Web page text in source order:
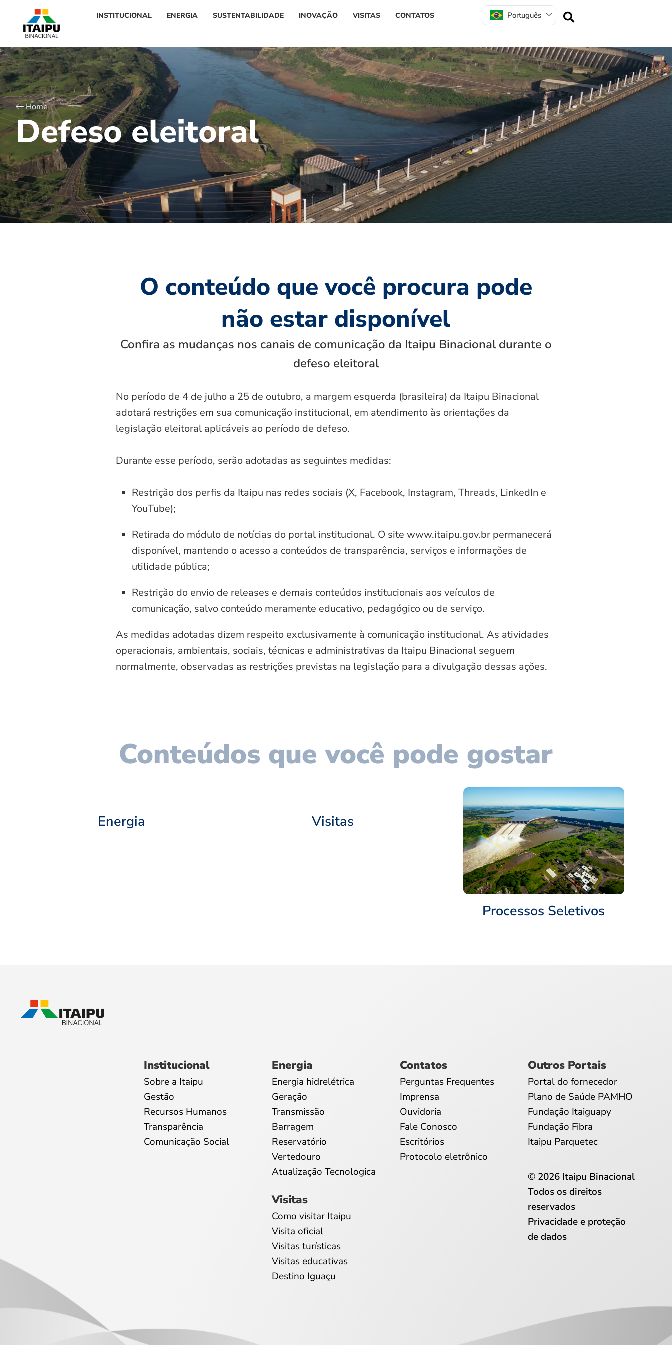
INSTITUCIONAL ENERGIA SUSTENTABILIDADE INOVAÇÃO VISITAS CONTATOS Português
Home
Defeso eleitoral
O conteúdo que você procura pode
não estar disponível
Confira as mudanças nos canais de comunicação da Itaipu Binacional durante o
defeso eleitoral
No período de 4 de julho a 25 de outubro, a margem esquerda (brasileira) da Itaipu Binacional
adotará restrições em sua comunicação institucional, em atendimento às orientações da
legislação eleitoral aplicáveis ao período de defeso.
Durante esse período, serão adotadas as seguintes medidas:
Restrição dos perfis da Itaipu nas redes sociais (X, Facebook, Instagram, Threads, LinkedIn e
YouTube);
Retirada do módulo de notícias do portal institucional. O site www.itaipu.gov.br permanecerá
disponível, mantendo o acesso a conteúdos de transparência, serviços e informações de
utilidade pública;
Restrição do envio de releases e demais conteúdos institucionais aos veículos de
comunicação, salvo conteúdo meramente educativo, pedagógico ou de serviço.
As medidas adotadas dizem respeito exclusivamente à comunicação institucional. As atividades
operacionais, ambientais, sociais, técnicas e administrativas da Itaipu Binacional seguem
normalmente, observadas as restrições previstas na legislação para a divulgação dessas ações.
Conteúdos que você pode gostar
Energia Visitas
Processos Seletivos
Institucional
Sobre a Itaipu
Gestão
Recursos Humanos
Transparência
Comunicação Social
Energia
Energia hidrelétrica
Geração
Transmissão
Barragem
Reservatório
Vertedouro
Atualização Tecnologica
Visitas
Como visitar Itaipu
Visita oficial
Visitas turísticas
Visitas educativas
Destino Iguaçu
Contatos
Perguntas Frequentes
Imprensa
Ouvidoria
Fale Conosco
Escritórios
Protocolo eletrônico
Outros Portais
Portal do fornecedor
Plano de Saúde PAMHO
Fundação Itaiguapy
Fundação Fibra
Itaipu Parquetec
© 2026 Itaipu Binacional
Todos os direitos
reservados
Privacidade e proteção
de dados